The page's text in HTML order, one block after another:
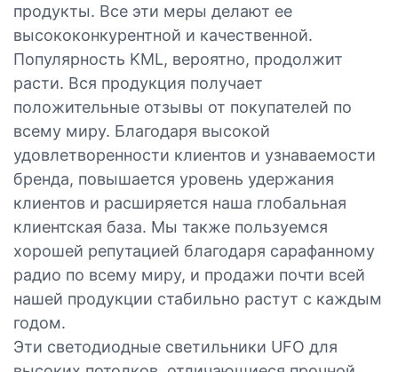
продукты. Все эти меры делают ее
высококонкурентной и качественной.
Популярность KML, вероятно, продолжит
расти. Вся продукция получает
положительные отзывы от покупателей по
всему миру. Благодаря высокой
удовлетворенности клиентов и узнаваемости
бренда, повышается уровень удержания
клиентов и расширяется наша глобальная
клиентская база. Мы также пользуемся
хорошей репутацией благодаря сарафанному
радио по всему миру, и продажи почти всей
нашей продукции стабильно растут с каждым
годом.
Эти светодиодные светильники UFO для